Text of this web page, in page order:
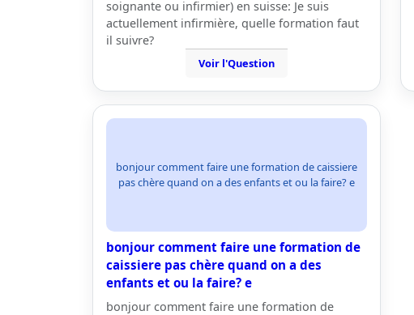
soignante ou infirmier) en suisse: Je suis
actuellement infirmière, quelle formation faut
il suivre?
Voir l'Question
bonjour comment faire une formation de caissiere
pas chère quand on a des enfants et ou la faire? e
bonjour comment faire une formation de
caissiere pas chère quand on a des
enfants et ou la faire? e
bonjour comment faire une formation de